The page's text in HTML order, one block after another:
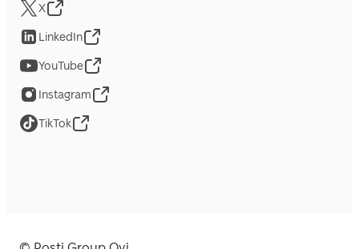
X
LinkedIn
YouTube
Instagram
TikTok